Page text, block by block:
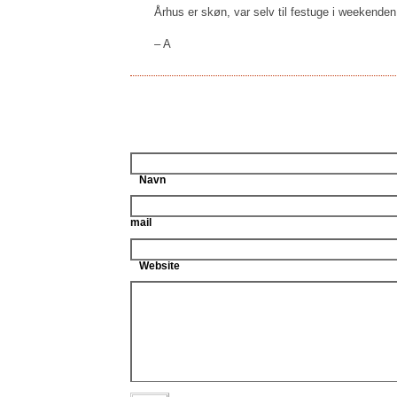
Århus er skøn, var selv til festuge i
– A
Navn
mail
Website